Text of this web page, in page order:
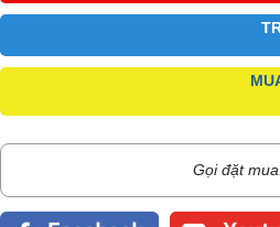
Gọi đặt